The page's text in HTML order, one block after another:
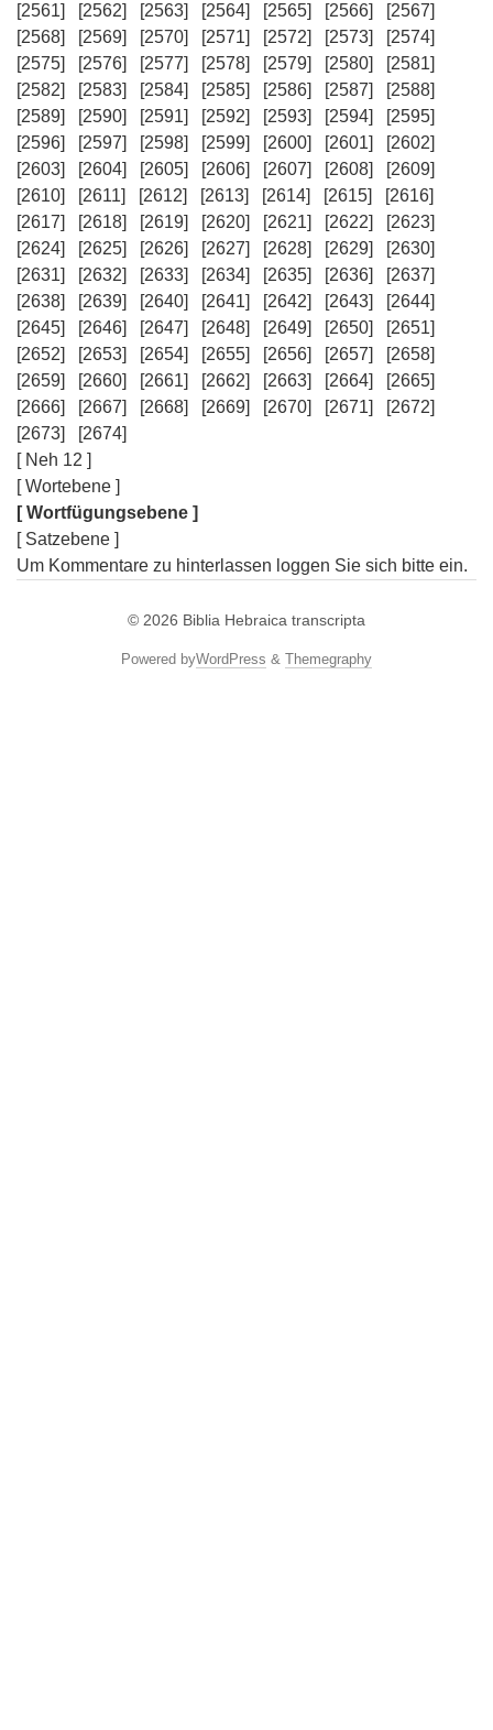
[2561]
[2562] [2563] [2564] [2565] [2566]
[2567]
[2568]
[2569] [2570] [2571] [2572] [2573]
[2574]
[2575]
[2576] [2577] [2578] [2579] [2580]
[2581]
[2582]
[2583] [2584] [2585] [2586] [2587]
[2588]
[2589]
[2590] [2591] [2592] [2593] [2594]
[2595]
[2596]
[2597] [2598] [2599] [2600] [2601]
[2602]
[2603]
[2604] [2605] [2606] [2607] [2608]
[2609]
[2610]
[2611] [2612] [2613] [2614] [2615]
[2616]
[2617]
[2618] [2619] [2620] [2621] [2622]
[2623]
[2624]
[2625] [2626] [2627] [2628] [2629]
[2630]
[2631]
[2632] [2633] [2634] [2635] [2636]
[2637]
[2638]
[2639] [2640] [2641] [2642] [2643]
[2644]
[2645]
[2646] [2647] [2648] [2649] [2650]
[2651]
[2652]
[2653] [2654] [2655] [2656] [2657]
[2658]
[2659]
[2660] [2661] [2662] [2663] [2664]
[2665]
[2666]
[2667] [2668] [2669] [2670] [2671]
[2672]
[2673]
[2674]
[ Neh 12 ]
[ Wortebene ]
[ Wortfügungsebene ]
[ Satzebene ]
Um Kommentare zu hinterlassen loggen Sie sich bitte ein.
© 2026 Biblia Hebraica transcripta
Powered byWordPress & Themegraphy